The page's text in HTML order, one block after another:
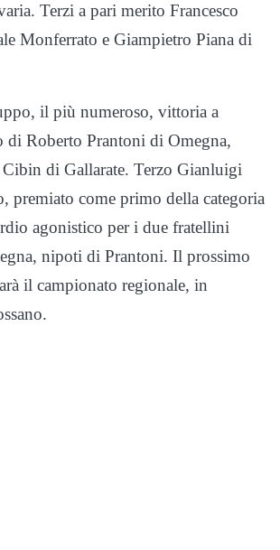
Terzi a pari merito Francesco
Monferrato e Giampietro Piana di
il più numeroso, vittoria a
di Roberto Prantoni di Omegna,
di Gallarate. Terzo Gianluigi
premiato come primo della categoria
agonistico per i due fratellini
nipoti di Prantoni. Il prossimo
il campionato regionale, in